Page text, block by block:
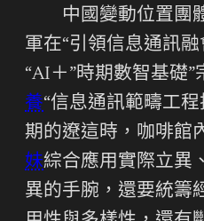
中國變動位置團
軍在“引領信息通訊融
“AI＋”時期數智基礎”
養“信息通訊範疇工
期的遼這時，咖啡館
妹綜合應用實際立異
異的手腕，還要統籌